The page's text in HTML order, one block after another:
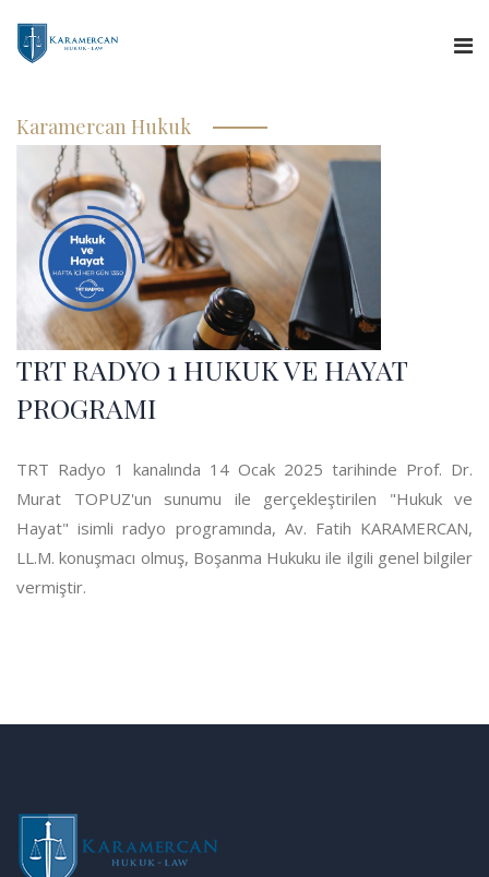
Hakkımızda
Hizmetlerimiz
Uzman Görüşü
Yargıtay Kararları
Karamercan Hukuk
TRT RADYO 1 HUKUK VE HAYAT
PROGRAMI
TRT Radyo 1 kanalında 14 Ocak 2025 tarihinde Prof. Dr.
Murat TOPUZ'un sunumu ile gerçekleştirilen "Hukuk ve
Hayat" isimli radyo programında, Av. Fatih KARAMERCAN,
LL.M. konuşmacı olmuş, Boşanma Hukuku ile ilgili genel bilgiler
vermiştir.